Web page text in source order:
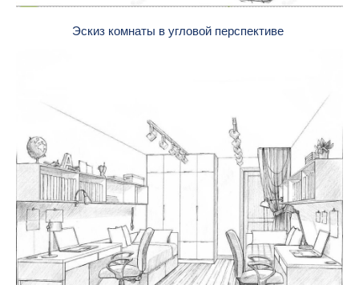
Эскиз комнаты в угловой перспективе